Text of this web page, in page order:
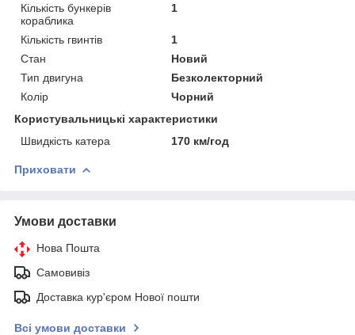
Кількість бункерів
кораблика
1
Кількість гвинтів
1
Стан
Новий
Тип двигуна
Безколекторний
Колір
Чорний
Користувальницькі характеристики
Швидкість катера
170 км/год
Приховати
Умови доставки
Нова Пошта
Самовивіз
Доставка кур'єром Нової пошти
Всі умови доставки